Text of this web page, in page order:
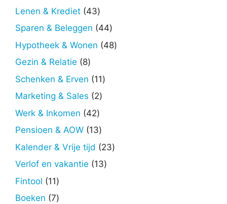
Lenen & Krediet 4343
producten
Sparen & Beleggen 4444
producten
Hypotheek & Wonen 4848
Gezin & Relatie 88
producten
Schenken & Erven 1111
Marketing & Sales 22
Werk & Inkomen 4242
producten
Pensioen & AOW 1313
producten
Kalender & Vrije tijd 2323
Verlof en vakantie 1313
Fintool 1111
producten
Boeken 77